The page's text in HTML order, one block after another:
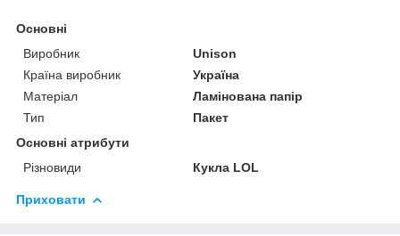
Основні
Виробник
Unison
Країна виробник
Україна
Матеріал
Ламінована папір
Тип
Пакет
Основні атрибути
Різновиди
Кукла LOL
Приховати